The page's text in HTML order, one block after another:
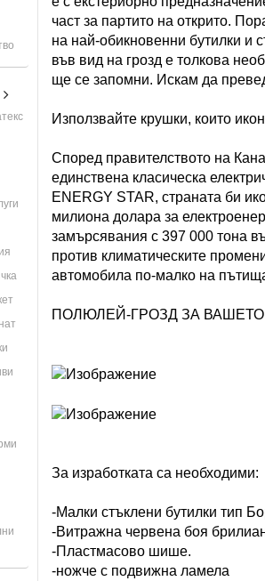
част за партито на открито.
на най-обикновенни бутилки и
във вид на грозд е толкова
ще се запомни. Искам да
Използвайте крушки, които
Според правителството на
единствена класическа
ENERGY STAR, страната би
милиона долара за
замърсявания с 397 000 тона
против климатическите
автомобила по-малко на
ПОЛЮЛЕЙ-ГРОЗД ЗА
За изработката са необходими:
-Малки стъклени бутилки тип
-Витражна червена боя
-Пластмасово шише.
-ножче с подвижна ламела